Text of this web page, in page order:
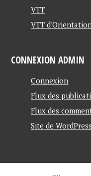
VTT
VTT
CONNEXION ADMIN
Connexion
Flux des
Flux des
Site de